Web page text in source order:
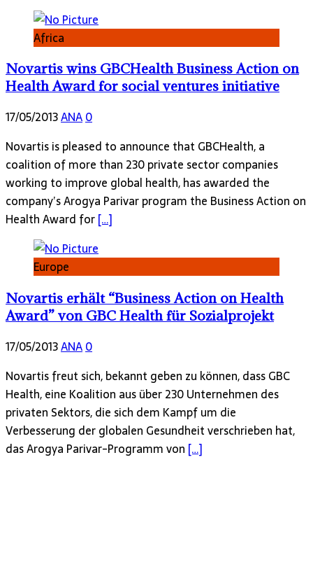
Africa
Novartis wins GBCHealth Business Action on
Health Award for social ventures initiative
17/05/2013ANA0
Novartis is pleased to announce that GBCHealth, a
coalition of more than 230 private sector companies
working to improve global health, has awarded the
company’s Arogya Parivar program the Business Action on
Health Award for[…]
Europe
Novartis erhält “Business Action on Health
Award” von GBC Health für Sozialprojekt
17/05/2013ANA0
Novartis freut sich, bekannt geben zu können, dass GBC
Health, eine Koalition aus über 230 Unternehmen des
privaten Sektors, die sich dem Kampf um die
Verbesserung der globalen Gesundheit verschrieben hat,
das Arogya Parivar-Programm von […]